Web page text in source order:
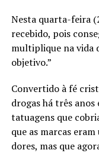
Nesta quarta-feira
recebido, pois
multiplique na vida
objetivo.”
Convertido à fé
drogas há três anos
tatuagens que
que as marcas
dores, mas que